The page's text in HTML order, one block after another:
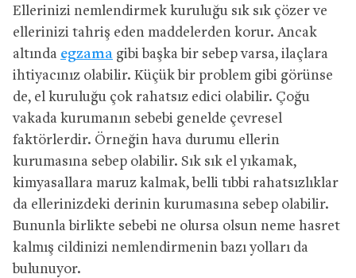
Ellerinizi nemlendirmek kuruluğu sık sık çözer ve
ellerinizi tahriş eden maddelerden korur. Ancak
altında egzama gibi başka bir sebep varsa, ilaçlara
ihtiyacınız olabilir. Küçük bir problem gibi görünse
de, el kuruluğu çok rahatsız edici olabilir. Çoğu
vakada kurumanın sebebi genelde çevresel
faktörlerdir. Örneğin hava durumu ellerin
kurumasına sebep olabilir. Sık sık el yıkamak,
kimyasallara maruz kalmak, belli tıbbi rahatsızlıklar
da ellerinizdeki derinin kurumasına sebep olabilir.
Bununla birlikte sebebi ne olursa olsun neme hasret
kalmış cildinizi nemlendirmenin bazı yolları da
bulunuyor.